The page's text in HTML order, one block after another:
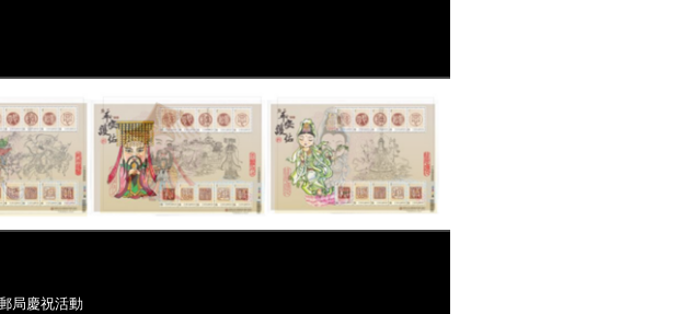
局慶祝活動
局慶祝活動